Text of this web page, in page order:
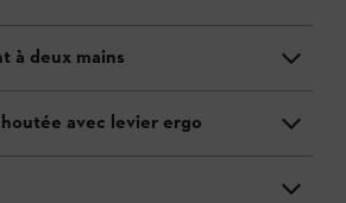
à deux mains
avec levier ergo